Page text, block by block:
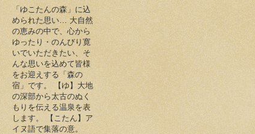
「ゆこたんの森」に込
められた思い… 大自然
の恵みの中で、心から
ゆったり・のんびり寛
いでいただきたい、そ
んな思いを込めて皆様
をお迎えする「森の
宿」です。 【ゆ】大地
の深部から太古のぬく
もりを伝える温泉を表
します。 【こたん】ア
イヌ語で集落の意。